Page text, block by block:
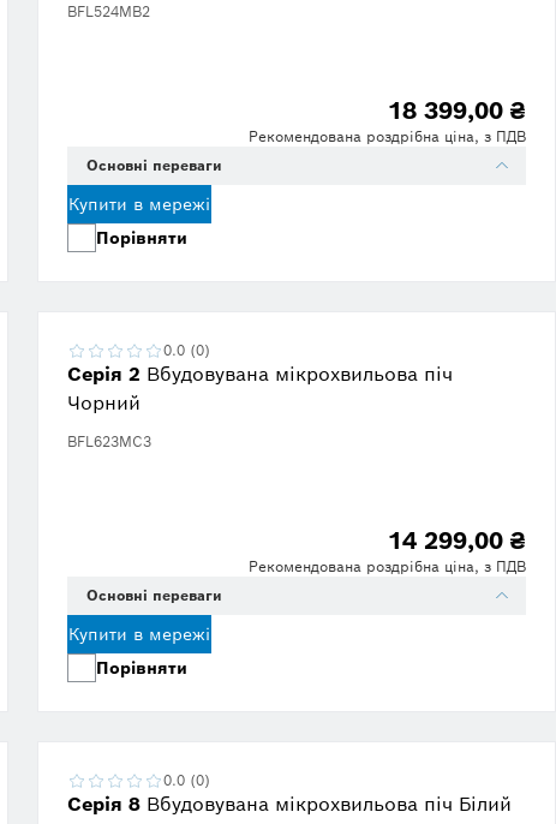
BFL524MB2
18 399,00 ₴
Рекомендована роздрібна ціна, з ПДВ
Основні переваги
Купити в мережі
Порівняти
Серія 2 Вбудовувана мікрохвильова піч
Чорний
BFL623MC3
0.0 (0)
14 299,00 ₴
Рекомендована роздрібна ціна, з ПДВ
Основні переваги
Купити в мережі
Порівняти
Серія 8 Вбудовувана мікрохвильова піч Білий
0.0 (0)